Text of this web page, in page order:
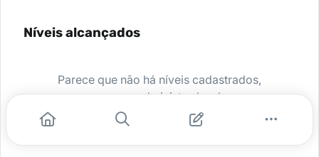
Níveis alcançados
Parece que não há níveis cadastrados,
peça para o administrador da sua
comunidade ativar e comece a se